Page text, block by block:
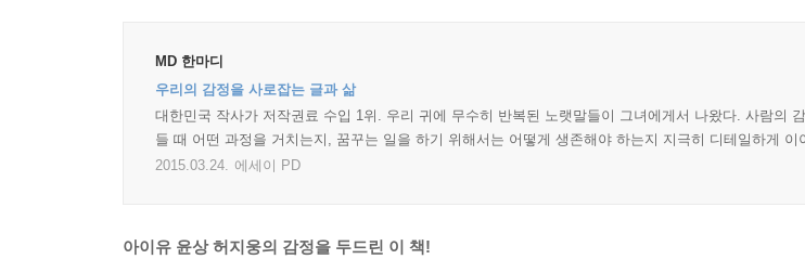
MD 한마디
우리의 감정을 사로잡는 글과 삶
대한민국 작사가 저작권료 수입 1위. 우리 귀에 무수히 반복된 노랫말들이 그녀에게서 나왔다. 사람의
들 때 어떤 과정을 거치는지, 꿈꾸는 일을 하기 위해서는 어떻게 생존해야 하는지 지극히 디테일하게 이
2015.03.24. 에세이 PD
아이유 윤상 허지웅의 감정을 두드린 이 책!